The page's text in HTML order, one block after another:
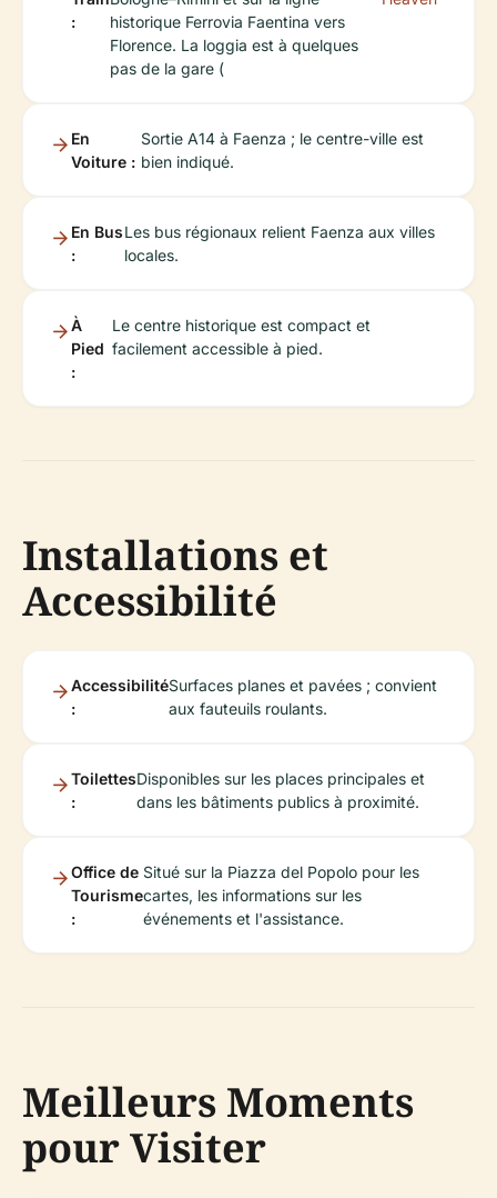
:
historique Ferrovia Faentina vers
Florence. La loggia est à quelques
pas de la gare (
En
Voiture :
Sortie A14 à Faenza ; le centre-ville est
bien indiqué.
En Bus
:
Les bus régionaux relient Faenza aux villes
locales.
À
Pied
:
Le centre historique est compact et
facilement accessible à pied.
Installations et
Accessibilité
Accessibilité
:
Surfaces planes et pavées ; convient
aux fauteuils roulants.
Toilettes
:
Disponibles sur les places principales et
dans les bâtiments publics à proximité.
Office de
Tourisme
:
Situé sur la Piazza del Popolo pour les
cartes, les informations sur les
événements et l'assistance.
Meilleurs Moments
pour Visiter